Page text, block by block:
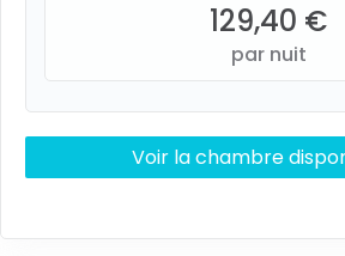
129,40 €
par nuit
Voir la chambre